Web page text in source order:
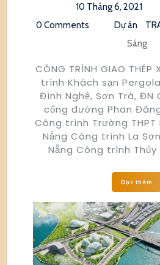
10 Tháng 6, 2021
0 Comments
Dự án
Sáng
CÔNG TRÌNH GIAO THÉP
trình Khách sạn
Đình Nghệ, Sơn Trà, ĐN
cống đường Phan
Công trình Trường THPT
Nẵng Công trình La
Nẵng Công trình Thủy
Đọc thêm